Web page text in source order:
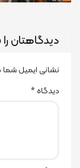
دیدگاهتان
نشانی ایمیل
دیدگاه*